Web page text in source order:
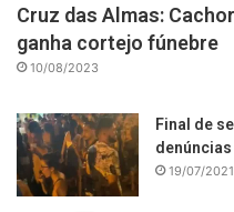
Cruz das Almas:
ganha cortejo fúnebre
10/08/2023
Final de
19/07/2021